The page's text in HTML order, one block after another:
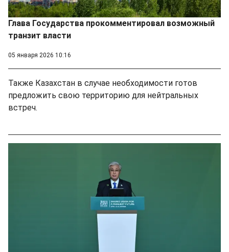
Глава Государства прокомментировал возможный
транзит власти
05 января 2026 10:16
Также Казахстан в случае необходимости готов
предложить свою территорию для нейтральных
встреч.